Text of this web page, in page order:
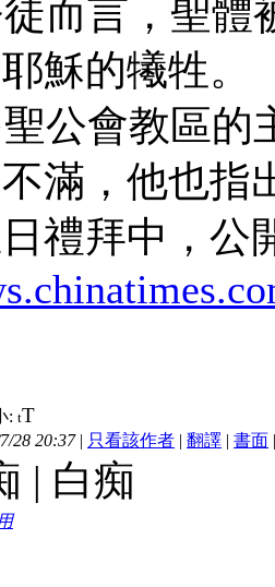
而言，聖體
穌的犧牲。
公會教區的
滿，他也指
禮拜中，公
: tT
28 20:37| 只看該作者 | 翻譯 | 書面
| 白痴